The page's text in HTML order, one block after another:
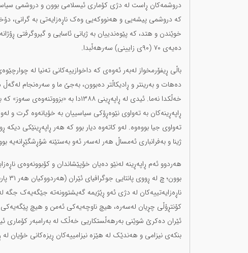
دروشمەکان ڕاست لە دژی کۆماری ئیسلامی بوون و دروشمی
کە دروشمی پیشەیی و هەنووکەیی وەک ناڕەزایەتی بە گرانی،
خوێندن و هتد، کە پێوەندییان بە ژیانی ئاسایی و گیروگرفتی
دەیەی ٧٠ (٩٠ی زایینی) سەرهەڵبدا.
باڵی ڕیفۆرمخواز لەبەر ئەوەی کە داخوازییەکانی تەنیا لە
دەهات و بەرینتر و ڕادیکاڵتر دەبوون، بەجێ ما و سەرەنجام لەگەڵ
خەڵکدا نەما. ئیدی لە ڕاپەڕینی ١٣٨٨دا
ڕاپەڕینەکان بە تەواوی نێوەڕۆکی سیاسییان بە خۆیانەوە گرت
تەواوی جیا بووەوە. لەو کاتەوە دیار بوو کە هەر ڕاپەڕینێکی دیکە
ژینا و بەفرانباری ئەمساڵ هەر لەسەر ئەو بەستێنە شۆڕشگێڕانەیە
هەردوو ئەم ڕاپەڕینە لەنێو دەیان خۆپێشاندان و کۆبوونەوەی
ناڕەزایەتییەکان لە دژی ئەو ڕێژیمە گەیشتوونەتە جێگەیەک جگە
کۆنتڕۆڵی چڕیان لەسەرە، هیچ ناوچەیەکی ئەمن و هیچ
ئێران دەکرێ شوێنی بەرهەڵستکاریی خەڵک لە بەرامبەر کۆماری
بنکەی نیزامی و هەندێک لە هێزە نیزامییەکان ڕیزەکانی خۆیان